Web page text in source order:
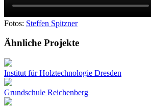
Fotos: Steffen Spitzner
Ähnliche Projekte
Institut für Holztechnologie Dresden
Grundschule Reichenberg